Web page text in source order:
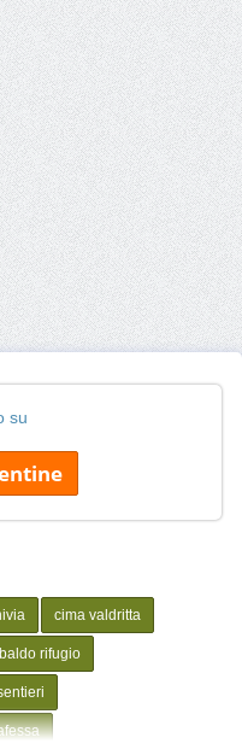
su
cima valdritta
rifugio